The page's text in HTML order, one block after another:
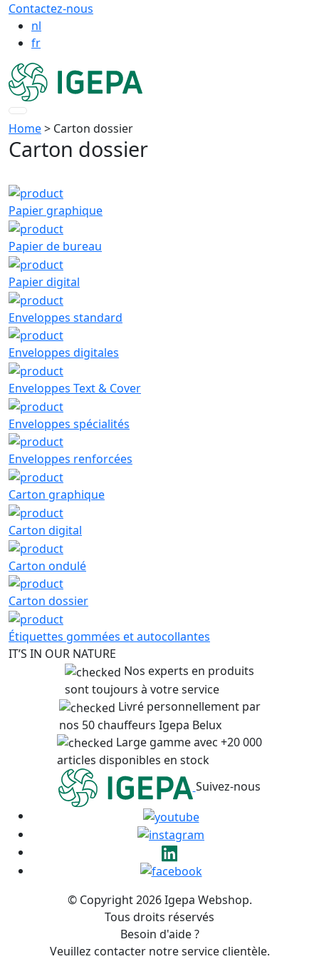
Contactez-nous
nl
fr
Home> Carton dossier
Carton dossier
Papier graphique
Papier de bureau
Papier digital
Enveloppes standard
Enveloppes digitales
Enveloppes Text & Cover
Enveloppes spécialités
Enveloppes renforcées
Carton graphique
Carton digital
Carton ondulé
Carton dossier
Étiquettes gommées et autocollantes
IT’S IN OUR NATURE
Nos experts en produits
sont toujours à votre service
Livré personnellement par
nos 50 chauffeurs Igepa Belux
Large gamme avec +20 000
articles disponibles en stock
Suivez-nous
© Copyright 2026 Igepa Webshop.
Tous droits réservés
Besoin d'aide ?
Veuillez contacter notre service clientèle.